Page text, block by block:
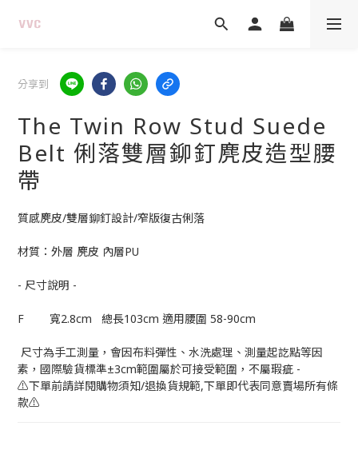
分享到
The Twin Row Stud Suede
Belt 俐落雙層鉚釘麂皮造型腰
帶
質感麂皮/雙層鉚釘設計/窄版復古俐落
材質：外層 麂皮 內層PU
- 尺寸說明 -
F        寬2.8cm   總長103cm 適用腰圍 58-90cm
素，國際驗貨標準±3cm範圍屬於可接受範圍，不屬瑕疵 -
⚠️下單前請詳閱購物須知/退換貨規範,下單即代表同意賣場所有條
款⚠️